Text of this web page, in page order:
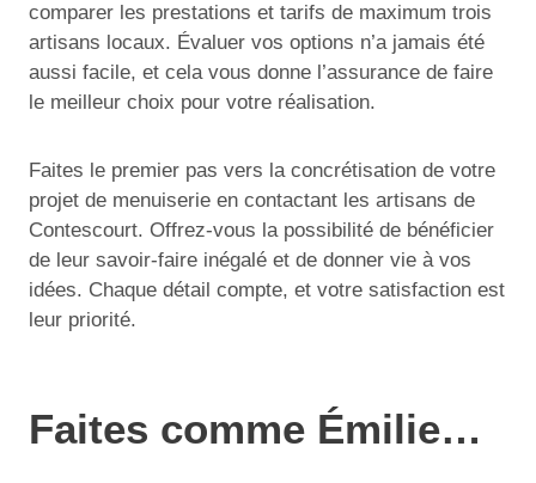
comparer les prestations et tarifs de maximum trois
artisans locaux. Évaluer vos options n’a jamais été
aussi facile, et cela vous donne l’assurance de faire
le meilleur choix pour votre réalisation.
Faites le premier pas vers la concrétisation de votre
projet de menuiserie en contactant les artisans de
Contescourt. Offrez-vous la possibilité de bénéficier
de leur savoir-faire inégalé et de donner vie à vos
idées. Chaque détail compte, et votre satisfaction est
leur priorité.
Faites comme Émilie…